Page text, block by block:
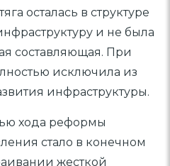
осталась в структуре
и не была
составляющая. При
исключила из
инфраструктуры.
хода реформы
стало в конечном
жесткой